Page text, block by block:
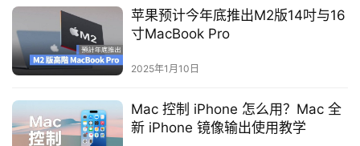
苹果预计今年底推出M2版14吋与16
寸MacBook Pro
2025年1月10日
Mac 控制 iPhone 怎么用？Mac 全
新 iPhone 镜像输出使用教学